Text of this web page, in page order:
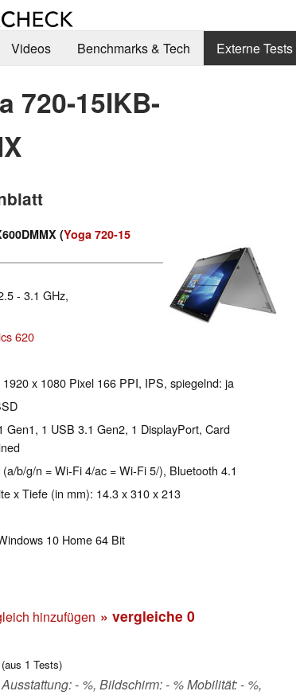
Videos Benchmarks & Tech Externe Tests
720-15IKB-
(Yoga 720-15
- 3.1 GHz,
620
x 1080 Pixel 166 PPI, IPS, spiegelnd: ja
Gen1, 1 USB 3.1 Gen2, 1 DisplayPort, Card
b/g/n = Wi-Fi 4/ac = Wi-Fi 5/), Bluetooth 4.1
x Tiefe (in mm): 14.3 x 310 x 213
10 Home 64 Bit
hinzufügen » vergleiche 0
1 Tests)
- %, Bildschirm: - % Mobilität: - %,